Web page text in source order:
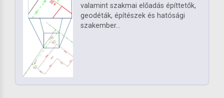
valamint szakmai előadás építtetők,
geodéták, építészek és hatósági
szakember...